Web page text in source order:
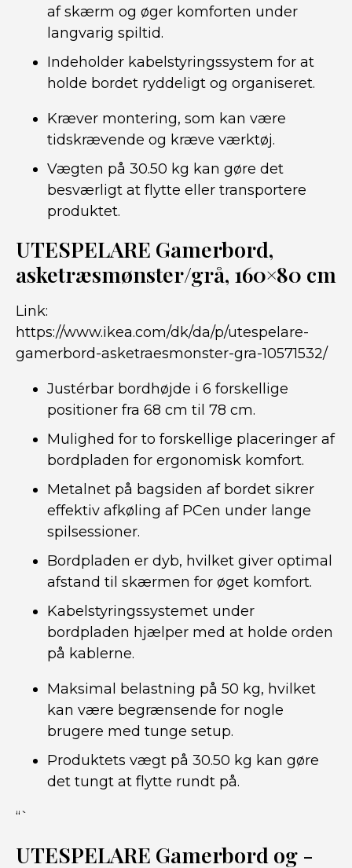
af skærm og øger komforten under
langvarig spiltid.
Indeholder kabelstyringssystem for at
holde bordet ryddeligt og organiseret.
Kræver montering, som kan være
tidskrævende og kræve værktøj.
Vægten på 30.50 kg kan gøre det
besværligt at flytte eller transportere
produktet.
UTESPELARE Gamerbord,
asketræsmønster/grå, 160×80 cm
Link:
https://www.ikea.com/dk/da/p/utespelare-
gamerbord-asketraesmonster-gra-10571532/
Justérbar bordhøjde i 6 forskellige
positioner fra 68 cm til 78 cm.
Mulighed for to forskellige placeringer af
bordpladen for ergonomisk komfort.
Metalnet på bagsiden af bordet sikrer
effektiv afkøling af PCen under lange
spilsessioner.
Bordpladen er dyb, hvilket giver optimal
afstand til skærmen for øget komfort.
Kabelstyringssystemet under
bordpladen hjælper med at holde orden
på kablerne.
Maksimal belastning på 50 kg, hvilket
kan være begrænsende for nogle
brugere med tunge setup.
Produktets vægt på 30.50 kg kan gøre
det tungt at flytte rundt på.
“`
UTESPELARE Gamerbord og -